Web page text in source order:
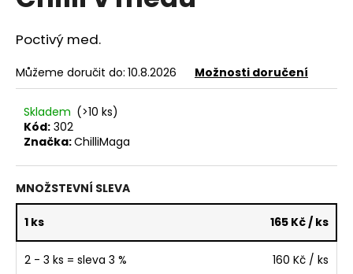
z
5Poctivý med.
Můžeme doručit do: 10.8.2026 Možnosti doručení
Skladem (>10 ks)
Kód: 302
Značka:ChilliMaga
MNOŽSTEVNÍ SLEVA
1 ks 165 Kč/ ks
2 - 3 ks = sleva 3 % 160 Kč / ks
a
j
í
t
?